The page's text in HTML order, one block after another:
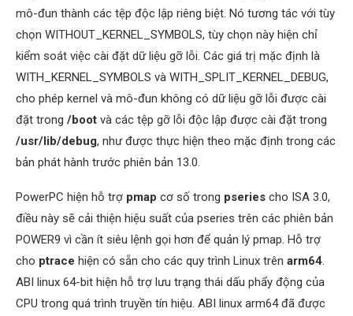
mô-đun thành các tệp độc lập riêng biệt. Nó tương tác với tùy
chọn WITHOUT_KERNEL_SYMBOLS, tùy chọn này hiện chỉ
kiểm soát việc cài đặt dữ liệu gỡ lỗi. Các giá trị mặc định là
WITH_KERNEL_SYMBOLS và WITH_SPLIT_KERNEL_DEBUG,
cho phép kernel và mô-đun không có dữ liệu gỡ lỗi được cài
đặt trong /boot và các tệp gỡ lỗi độc lập được cài đặt trong
/usr/lib/debug, như được thực hiện theo mặc định trong các
bản phát hành trước phiên bản 13.0.
PowerPC hiện hỗ trợ pmap cơ số trong pseries cho ISA 3.0,
điều này sẽ cải thiện hiệu suất của pseries trên các phiên bản
POWER9 vì cần ít siêu lệnh gọi hơn để quản lý pmap. Hỗ trợ
cho ptrace hiện có sẵn cho các quy trình Linux trên arm64
ABI linux 64-bit hiện hỗ trợ lưu trạng thái dấu phẩy động của
CPU trong quá trình truyền tín hiệu. ABI linux arm64 đã được